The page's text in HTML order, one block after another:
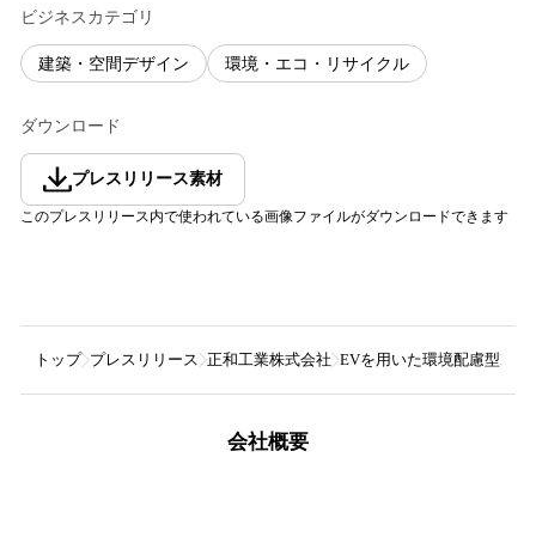
ビジネスカテゴリ
建築・空間デザイン 環境・エコ・リサイクル
ダウンロード
プレスリリース素材
このプレスリリース内で使われている画像ファイルがダウンロードできます
トップ プレスリリース 正和工業株式会社 EVを用いた環境配慮型
会社概要